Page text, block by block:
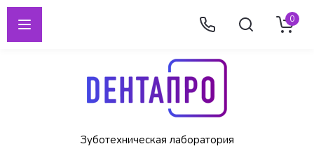
Зуботехническая лаборатория
0